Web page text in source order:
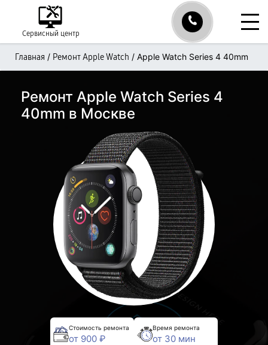
Сервисный центр
Главная / Ремонт Apple Watch / Apple Watch Series 4 40mm
Ремонт Apple Watch Series 4
40mm в Москве
Стоимость ремонта
от 900 ₽
Время ремонта
от 30 мин